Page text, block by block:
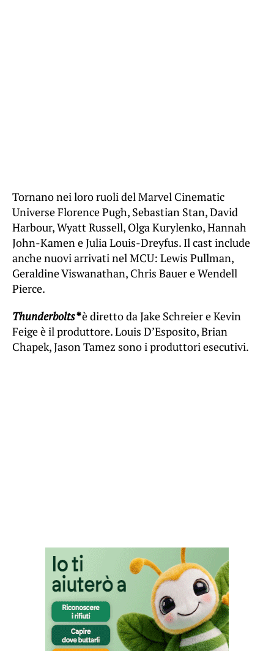
Tornano nei loro ruoli del Marvel Cinematic
Universe Florence Pugh, Sebastian Stan, David
Harbour, Wyatt Russell, Olga Kurylenko, Hannah
John-Kamen e Julia Louis-Dreyfus. Il cast include
anche nuovi arrivati nel MCU: Lewis Pullman,
Geraldine Viswanathan, Chris Bauer e Wendell
Pierce.
Thunderbolts*è diretto da Jake Schreier e Kevin
Feige è il produttore. Louis D’Esposito, Brian
Chapek, Jason Tamez sono i produttori esecutivi.